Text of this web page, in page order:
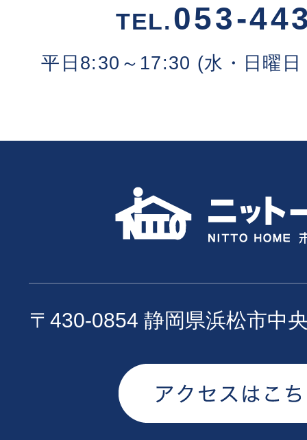
TEL.053-
平日8:30～17:30 (水・日曜
〒430-0854 静岡県浜松市中